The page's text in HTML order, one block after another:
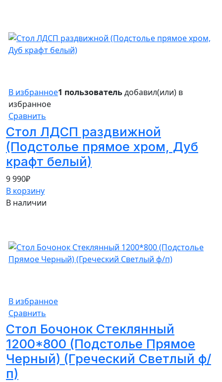
В избранное1 пользовательдобавил(или) в
избранное
Сравнить
Стол ЛДСП раздвижной
(Подстолье прямое хром, Дуб
крафт белый)
9 990₽
В корзину
В наличии
В избранное
Сравнить
Стол Бочонок Стеклянный
1200*800 (Подстолье Прямое
Черный) (Греческий Светлый ф/
п)